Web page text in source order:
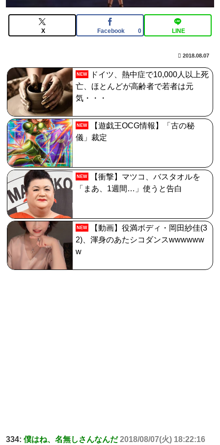
【FGO】再臨状態でバフ受けれる受けれないが困る
河出奈都美アナ ノースリニットの巨乳、横乳、脇！！
【FGO】金時といい勝負。クーフーリン・オルタ強化み
んなの反応まとめ
X Facebook 0 LINE
2018.08.07
NEW
ドイツ、熱中症で10,000人以上死
亡、ほとんどが高齢者で若者は元
気・・・
NEW
【遊戯王OCG情報】「古の秘
儀」裁定
NEW
【衝撃】マツコ、バスタオルを
「まあ、1週間…」使うと告白
NEW
【動画】役満ボディ・岡田紗佳(3
2)、渾身のあたシコダンスwwwwww
w
334: 僕はね、名無しさんなんだ 2018/08/07(火) 18:22:16